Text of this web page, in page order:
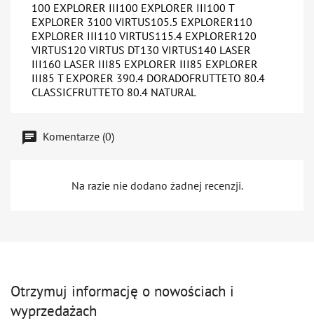
100 EXPLORER III100 EXPLORER III100 T
EXPLORER 3100 VIRTUS105.5 EXPLORER110
EXPLORER III110 VIRTUS115.4 EXPLORER120
VIRTUS120 VIRTUS DT130 VIRTUS140 LASER
III160 LASER III85 EXPLORER III85 EXPLORER
III85 T EXPORER 390.4 DORADOFRUTTETO 80.4
CLASSICFRUTTETO 80.4 NATURAL
Komentarze (0)
Na razie nie dodano żadnej recenzji.
Otrzymuj informację o nowościach i
wyprzedażach